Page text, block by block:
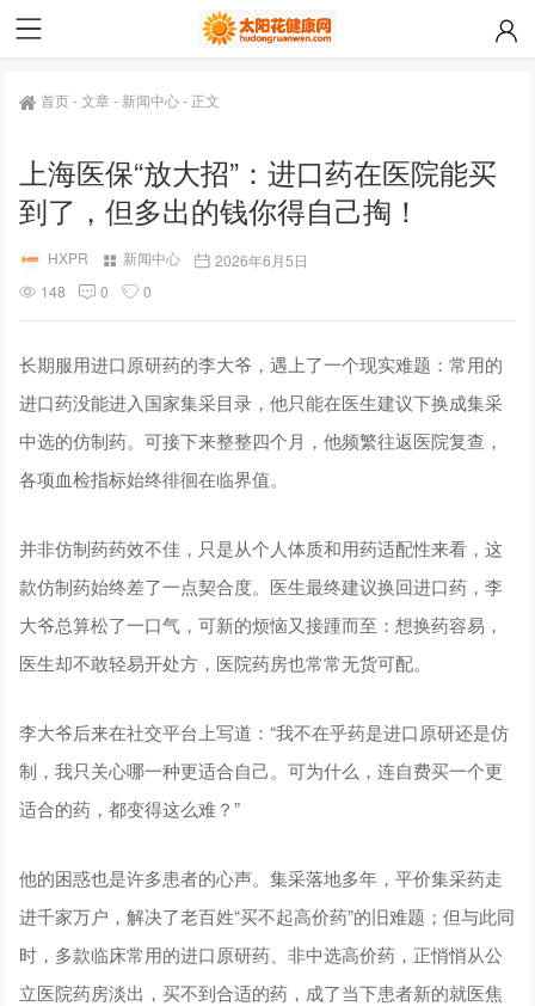
首页-文章- 新闻中心- 正文
上海医保“放大招”：进口药在医院能买
到了，但多出的钱你得自己掏！
HXPR 新闻中心
2026年6月5日
148
0 0
长期服用进口原研药的李大爷，遇上了一个现实难题：常用的
进口药没能进入国家集采目录，他只能在医生建议下换成集采
中选的仿制药。可接下来整整四个月，他频繁往返医院复查，
各项血检指标始终徘徊在临界值。
并非仿制药药效不佳，只是从个人体质和用药适配性来看，这
款仿制药始终差了一点契合度。医生最终建议换回进口药，李
大爷总算松了一口气，可新的烦恼又接踵而至：想换药容易，
医生却不敢轻易开处方，医院药房也常常无货可配。
李大爷后来在社交平台上写道：“我不在乎药是进口原研还是仿
制，我只关心哪一种更适合自己。可为什么，连自费买一个更
适合的药，都变得这么难？”
他的困惑也是许多患者的心声。集采落地多年，平价集采药走
进千家万户，解决了老百姓“买不起高价药”的旧难题；但与此同
时，多款临床常用的进口原研药、非中选高价药，正悄悄从公
立医院药房淡出，买不到合适的药，成了当下患者新的就医焦